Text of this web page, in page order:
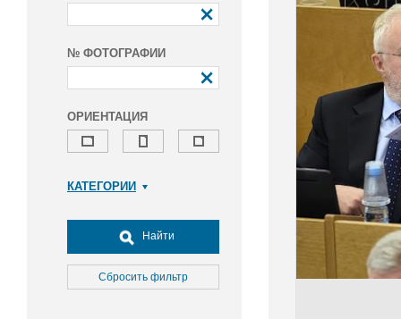
№ ФОТОГРАФИИ
ОРИЕНТАЦИЯ
КАТЕГОРИИ
Досуг, туризм и отдых
Культура
Медицина
Найти
Сбросить фильтр